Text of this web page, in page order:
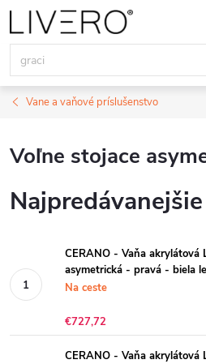
Prejsť
na
obsah
Vane a vaňové príslušenstvo
Voľne stojace
Najpredávanejšie
CERANO - Vaňa akrylátová
asymetrická - pravá - biela
Na ceste
€727,72
CERANO - Vaňa akrylátová